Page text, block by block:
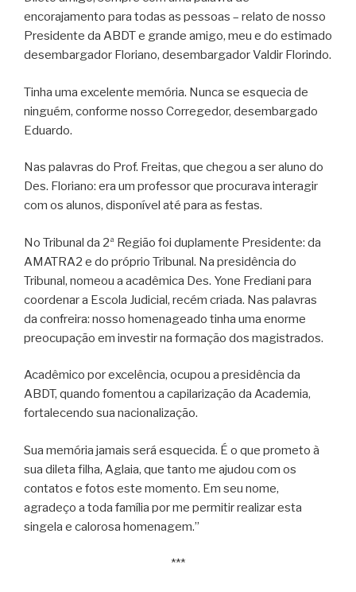
encorajamento para todas as pessoas – relato de nosso
Presidente da ABDT e grande amigo, meu e do estimado
desembargador Floriano, desembargador Valdir Florindo.
Tinha uma excelente memória. Nunca se esquecia de
ninguém, conforme nosso Corregedor, desembargado
Eduardo.
Nas palavras do Prof. Freitas, que chegou a ser aluno do
Des. Floriano: era um professor que procurava interagir
com os alunos, disponível até para as festas.
No Tribunal da 2ª Região foi duplamente Presidente: da
AMATRA2 e do próprio Tribunal. Na presidência do
Tribunal, nomeou a acadêmica Des. Yone Frediani para
coordenar a Escola Judicial, recém criada. Nas palavras
da confreira: nosso homenageado tinha uma enorme
preocupação em investir na formação dos magistrados.
Acadêmico por excelência, ocupou a presidência da
ABDT, quando fomentou a capilarização da Academia,
fortalecendo sua nacionalização.
Sua memória jamais será esquecida. É o que prometo à
sua dileta filha, Aglaia, que tanto me ajudou com os
contatos e fotos este momento. Em seu nome,
agradeço a toda família por me permitir realizar esta
singela e calorosa homenagem.”
***